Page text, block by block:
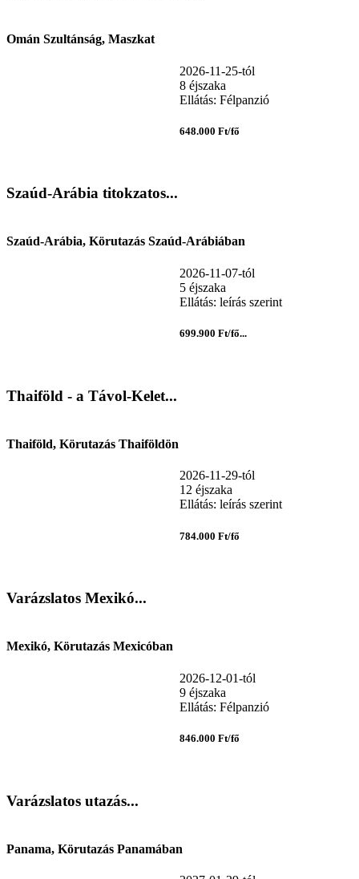
Omán Szultánság, Maszkat
2026-11-25-tól
8 éjszaka
Ellátás: Félpanzió
648.000 Ft/fő
Szaúd-Arábia titokzatos...
Szaúd-Arábia, Körutazás Szaúd-Arábiában
2026-11-07-tól
5 éjszaka
Ellátás: leírás szerint
699.900 Ft/fő...
Thaiföld - a Távol-Kelet...
Thaiföld, Körutazás Thaiföldön
2026-11-29-tól
12 éjszaka
Ellátás: leírás szerint
784.000 Ft/fő
Varázslatos Mexikó...
Mexikó, Körutazás Mexicóban
2026-12-01-tól
9 éjszaka
Ellátás: Félpanzió
846.000 Ft/fő
Varázslatos utazás...
Panama, Körutazás Panamában